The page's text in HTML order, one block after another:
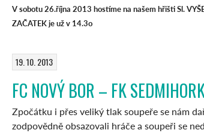
V sobotu 26.října 2013 hostíme na našem hřišti Sl.
ZAČATEK je už v 14.3o
19. 10. 2013
FC NOVÝ BOR – FK
Zpočátku i přes veliký tlak soupeře se nám
zodpovědně obsazovali hráče a soupeři se